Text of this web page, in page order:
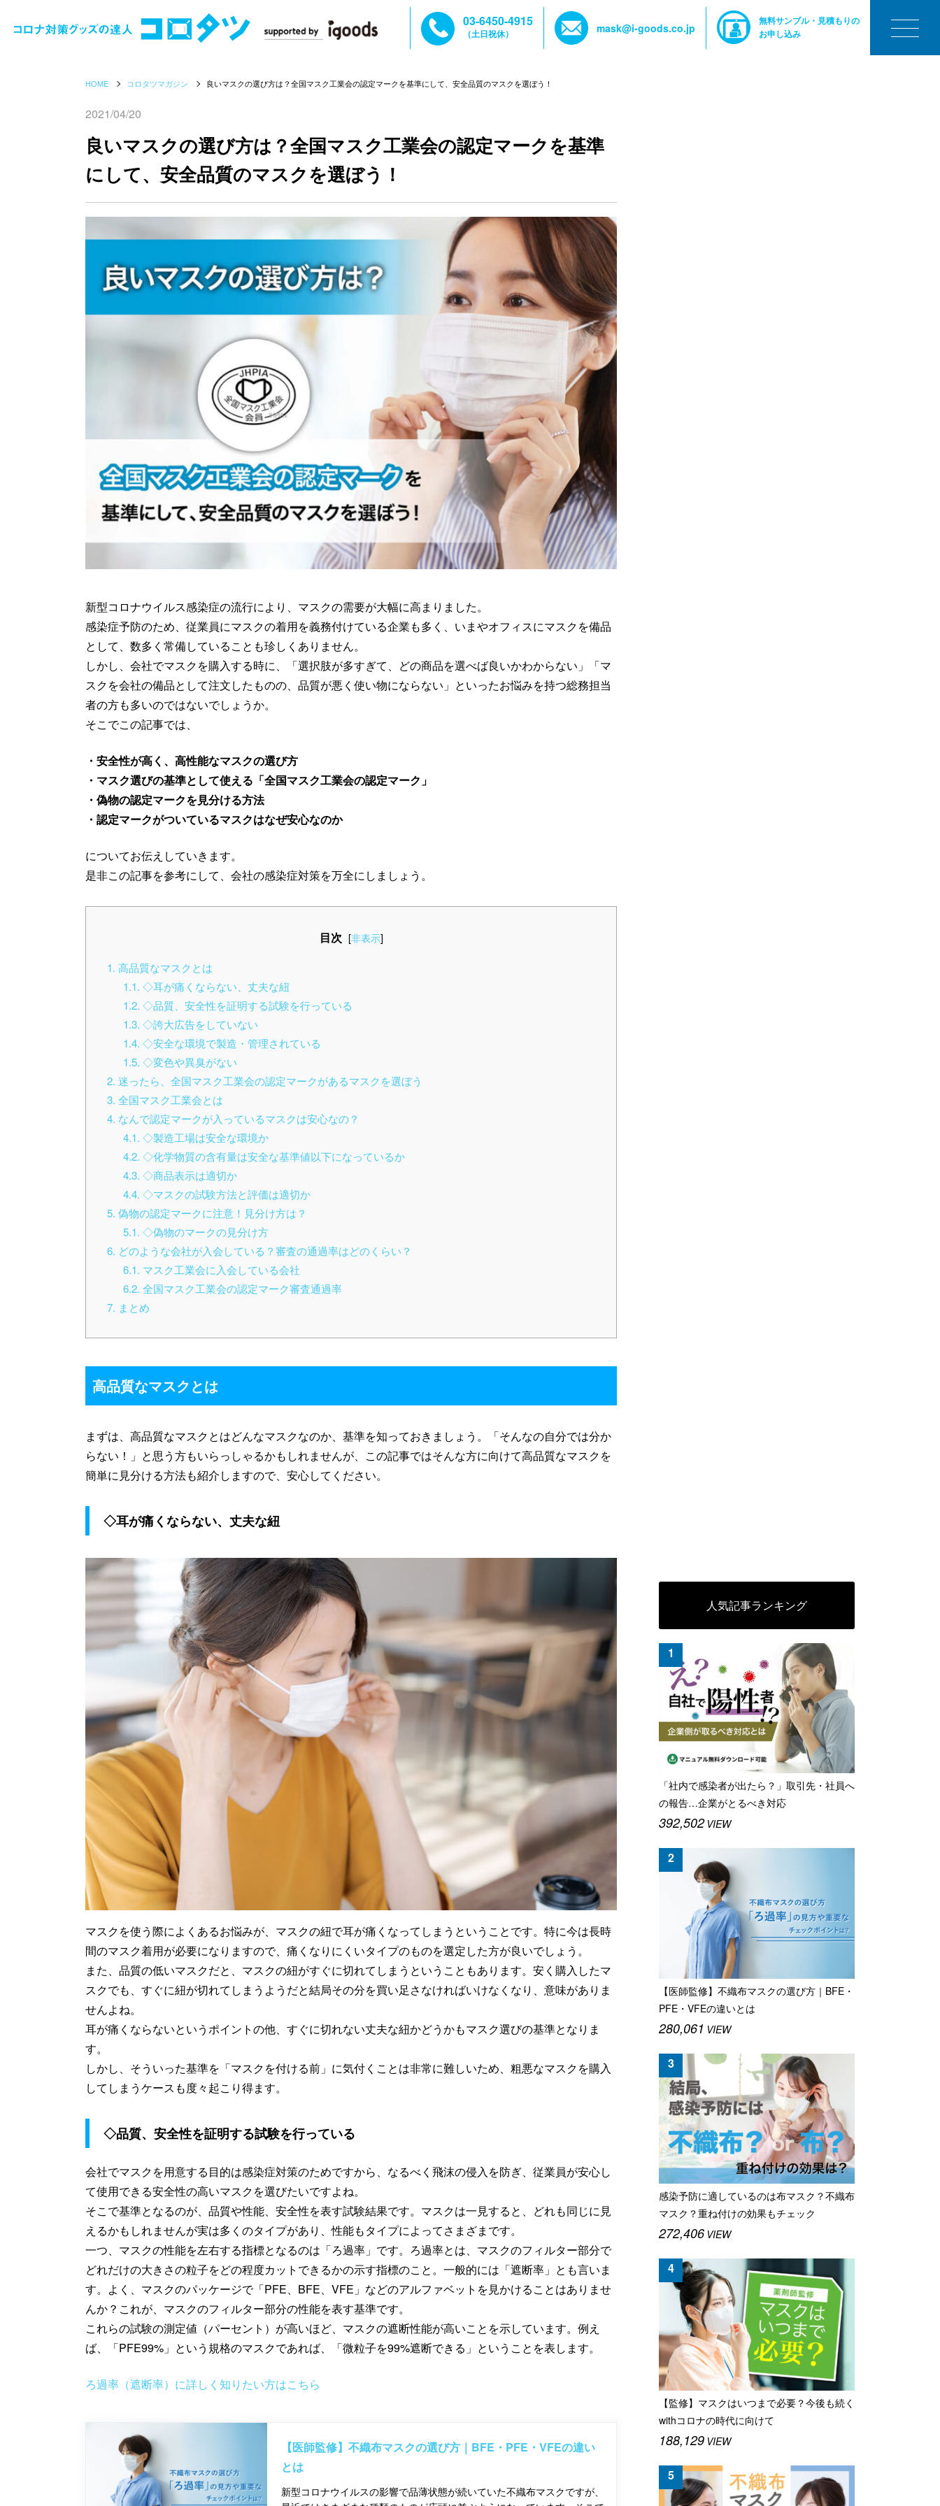
03-6450-4915
（土日祝休） mask@i-goods.co.jp
無料サンプル・見積もりの
お申し込み
HOME コロタツマガジン 良いマスクの選び方は？全国マスク工業会の認定マークを基準にして、安全品質のマスクを選ぼう！
2021/04/20
良いマスクの選び方は？全国マスク工業会の認定マークを基準
にして、安全品質のマスクを選ぼう！
新型コロナウイルス感染症の流行により、マスクの需要が大幅に高まりました。
感染症予防のため、従業員にマスクの着用を義務付けている企業も多く、いまやオフィスにマスクを備品
として、数多く常備していることも珍しくありません。
しかし、会社でマスクを購入する時に、「選択肢が多すぎて、どの商品を選べば良いかわからない」「マ
スクを会社の備品として注文したものの、品質が悪く使い物にならない」といったお悩みを持つ総務担当
者の方も多いのではないでしょうか。
そこでこの記事では、
・安全性が高く、高性能なマスクの選び方
・マスク選びの基準として使える「全国マスク工業会の認定マーク」
・偽物の認定マークを見分ける方法
・認定マークがついているマスクはなぜ安心なのか
についてお伝えしていきます。
是非この記事を参考にして、会社の感染症対策を万全にしましょう。
目次 [非表示]
1 高品質なマスクとは
1.1 ◇耳が痛くならない、丈夫な紐
1.2 ◇品質、安全性を証明する試験を行っている
1.3 ◇誇大広告をしていない
1.4 ◇安全な環境で製造・管理されている
1.5 ◇変色や異臭がない
2 迷ったら、全国マスク工業会の認定マークがあるマスクを選ぼう
3 全国マスク工業会とは
4 なんで認定マークが入っているマスクは安心なの？
4.1 ◇製造工場は安全な環境か
4.2 ◇化学物質の含有量は安全な基準値以下になっているか
4.3 ◇商品表示は適切か
4.4 ◇マスクの試験方法と評価は適切か
5 偽物の認定マークに注意！見分け方は？
5.1 ◇偽物のマークの見分け方
6 どのような会社が入会している？審査の通過率はどのくらい？
6.1 マスク工業会に入会している会社
6.2 全国マスク工業会の認定マーク審査通過率
7 まとめ
高品質なマスクとは
まずは、高品質なマスクとはどんなマスクなのか、基準を知っておきましょう。「そんなの自分では分か
らない！」と思う方もいらっしゃるかもしれませんが、この記事ではそんな方に向けて高品質なマスクを
簡単に見分ける方法も紹介しますので、安心してください。
◇耳が痛くならない、丈夫な紐
マスクを使う際によくあるお悩みが、マスクの紐で耳が痛くなってしまうということです。特に今は長時
間のマスク着用が必要になりますので、痛くなりにくいタイプのものを選定した方が良いでしょう。
また、品質の低いマスクだと、マスクの紐がすぐに切れてしまうということもあります。安く購入したマ
スクでも、すぐに紐が切れてしまうようだと結局その分を買い足さなければいけなくなり、意味がありま
せんよね。
耳が痛くならないというポイントの他、すぐに切れない丈夫な紐かどうかもマスク選びの基準となりま
す。
しかし、そういった基準を「マスクを付ける前」に気付くことは非常に難しいため、粗悪なマスクを購入
してしまうケースも度々起こり得ます。
◇品質、安全性を証明する試験を行っている
会社でマスクを用意する目的は感染症対策のためですから、なるべく飛沫の侵入を防ぎ、従業員が安心し
て使用できる安全性の高いマスクを選びたいですよね。
そこで基準となるのが、品質や性能、安全性を表す試験結果です。マスクは一見すると、どれも同じに見
えるかもしれませんが実は多くのタイプがあり、性能もタイプによってさまざまです。
一つ、マスクの性能を左右する指標となるのは「ろ過率」です。ろ過率とは、マスクのフィルター部分で
どれだけの大きさの粒子をどの程度カットできるかの示す指標のこと。一般的には「遮断率」とも言いま
す。よく、マスクのパッケージで「PFE、BFE、VFE」などのアルファベットを見かけることはありませ
んか？これが、マスクのフィルター部分の性能を表す基準です。
これらの試験の測定値（パーセント）が高いほど、マスクの遮断性能が高いことを示しています。例え
ば、「PFE99%」という規格のマスクであれば、「微粒子を99%遮断できる」ということを表します。
ろ過率（遮断率）に詳しく知りたい方はこちら
【医師監修】不織布マスクの選び方｜BFE・PFE・VFEの違い
とは
新型コロナウイルスの影響で品薄状態が続いていた不織布マスクですが、
人気記事ランキング
「社内で感染者が出たら？」取引先・社員へ
の報告…企業がとるべき対応
392,502 VIEW
【医師監修】不織布マスクの選び方｜BFE・
PFE・VFEの違いとは
280,061 VIEW
感染予防に適しているのは布マスク？不織布
マスク？重ね付けの効果もチェック
272,406 VIEW
【監修】マスクはいつまで必要？今後も続く
withコロナの時代に向けて
188,129 VIEW